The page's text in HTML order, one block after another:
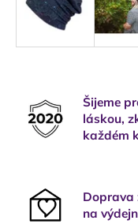
Šijeme
láskou,
každém
Doprava
na